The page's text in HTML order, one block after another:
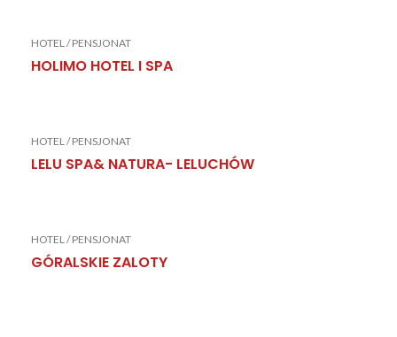
HOTEL / PENSJONAT
HOLIMO HOTEL I SPA
HOTEL / PENSJONAT
LELU SPA& NATURA- LELUCHÓW
HOTEL / PENSJONAT
GÓRALSKIE ZALOTY